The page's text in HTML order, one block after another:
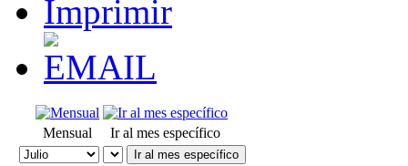
Mensual Ir al mes específico
Ir al mes específico